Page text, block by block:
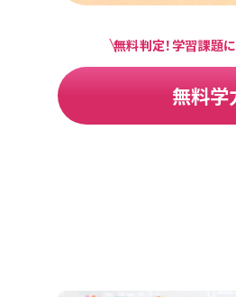
無料判定！学習課題
無料学